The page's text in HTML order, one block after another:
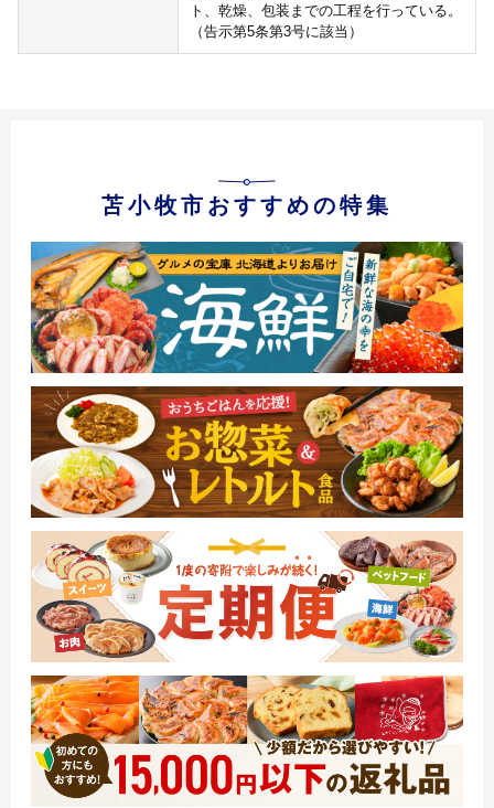
ト、乾燥、包装までの工程を行っている。
（告示第5条第3号に該当）
苫小牧市おすすめの特集